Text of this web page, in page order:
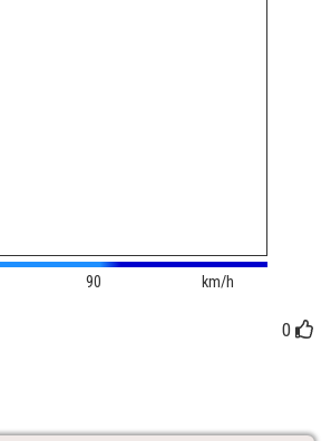
90 km/h
0